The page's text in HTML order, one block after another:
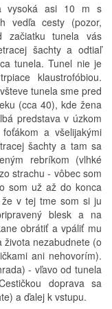
vysoká asi 10 m s
vedľa cesty (pozor,
začiatku tunela vás
šachty a odtiaľ
tunela. Tunel nie je
klaustrofóbiou.
tunela sme pred
(cca 40), kde žena
predstava v úzkom
a všelijakými
šachty a tam sa
rebríkom (vlhké
strachu - vôbec som
som už až do konca
v tej tme som si ju
blesk a na
obrátiť a vpáliť mu
života nezabudnete (o
ani nehovorím).
- vľavo od tunela
doprava sa
a ďalej k vstupu.